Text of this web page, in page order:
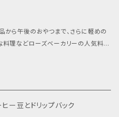
から午後のおやつまで、さらに軽めの
料理などローズベーカリーの人気料理
豆とドリップバック